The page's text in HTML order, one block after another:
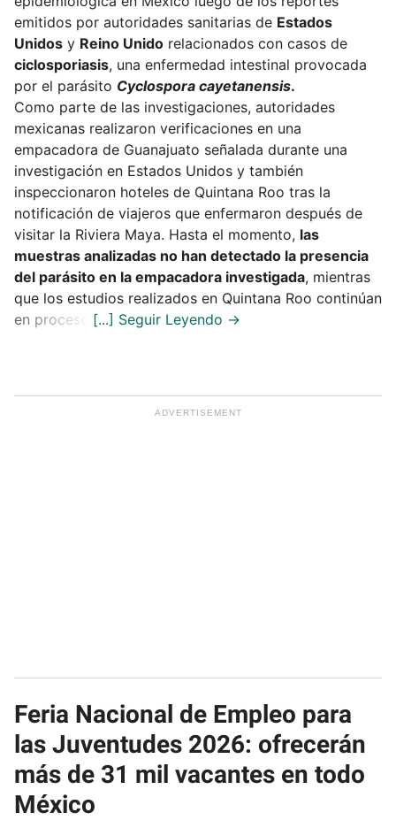
emitidos por autoridades sanitarias de Estados
Unidos y Reino Unido relacionados con casos de
ciclosporiasis, una enfermedad intestinal provocada
por el parásito Cyclospora cayetanensis.
Como parte de las investigaciones, autoridades
mexicanas realizaron verificaciones en una
empacadora de Guanajuato señalada durante una
investigación en Estados Unidos y también
inspeccionaron hoteles de Quintana Roo tras la
notificación de viajeros que enfermaron después de
visitar la Riviera Maya. Hasta el momento, las
muestras analizadas no han detectado la presencia
del parásito en la empacadora investigada, mientras
que los estudios realizados en Quintana Roo continúan
en proceso.
Feria Nacional de Empleo para
las Juventudes 2026: ofrecerán
más de 31 mil vacantes en todo
México